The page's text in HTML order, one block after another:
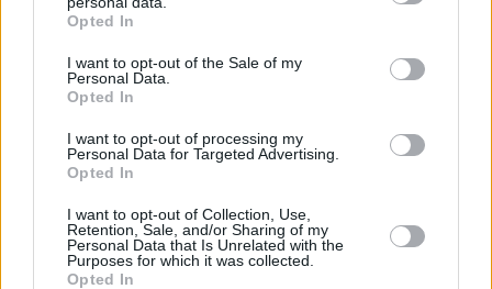
grant or deny consent to Google and its third-party tags to
use your data for below specified purposes in below Google
consent section.
Opted In
I want to opt-out of the Sale of my
Personal Data.
Opted In
I want to opt-out of processing my
Personal Data for Targeted Advertising.
Opted In
I want to opt-out of Collection, Use,
Retention, Sale, and/or Sharing of my
Personal Data that Is Unrelated with the
Purposes for which it was collected.
Opted In
ΣΧΌΛΙΟ *